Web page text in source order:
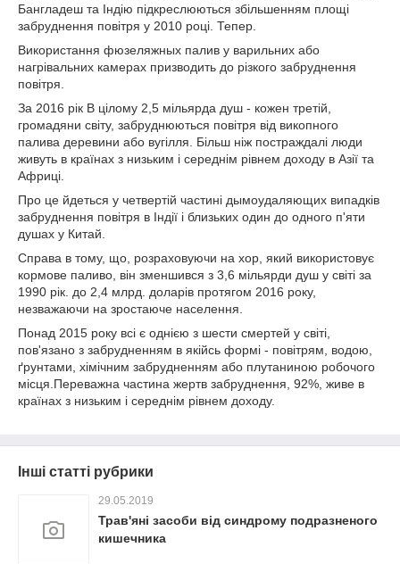
Бангладеш та Індію підкреслюються збільшенням площі
забруднення повітря у 2010 році. Тепер.
Використання фюзеляжных палив у варильних або
нагрівальних камерах призводить до різкого забруднення
повітря.
За 2016 рік В цілому 2,5 мільярда душ - кожен третій,
громадяни світу, забруднюються повітря від викопного
палива деревини або вугілля. Більш ніж постраждалі люди
живуть в країнах з низьким і середнім рівнем доходу в Азії та
Африці.
Про це йдеться у четвертій частині дымоудаляющих випадків
забруднення повітря в Індії і близьких один до одного п'яти
душах у Китай.
Справа в тому, що, розраховуючи на хор, який використовує
кормове паливо, він зменшився з 3,6 мільярди душ у світі за
1990 рік. до 2,4 млрд. доларів протягом 2016 року,
незважаючи на зростаюче населення.
Понад 2015 року всі є однією з шести смертей у світі,
пов'язано з забрудненням в якійсь формі - повітрям, водою,
ґрунтами, хімічним забрудненням або плутаниною робочого
місця.Переважна частина жертв забруднення, 92%, живе в
країнах з низьким і середнім рівнем доходу.
Інші статті рубрики
29.05.2019
Трав'яні засоби від синдрому подразненого
кишечника